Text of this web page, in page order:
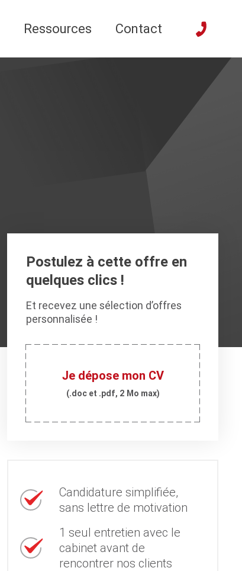
Ressources Contact
Postulez à cette offre en
quelques clics !
Et recevez une sélection d’offres
personnalisée !
Je dépose mon CV
(.doc et .pdf, 2 Mo max)
Candidature simplifiée,
sans lettre de motivation
1 seul entretien avec le
cabinet avant de
rencontrer nos clients